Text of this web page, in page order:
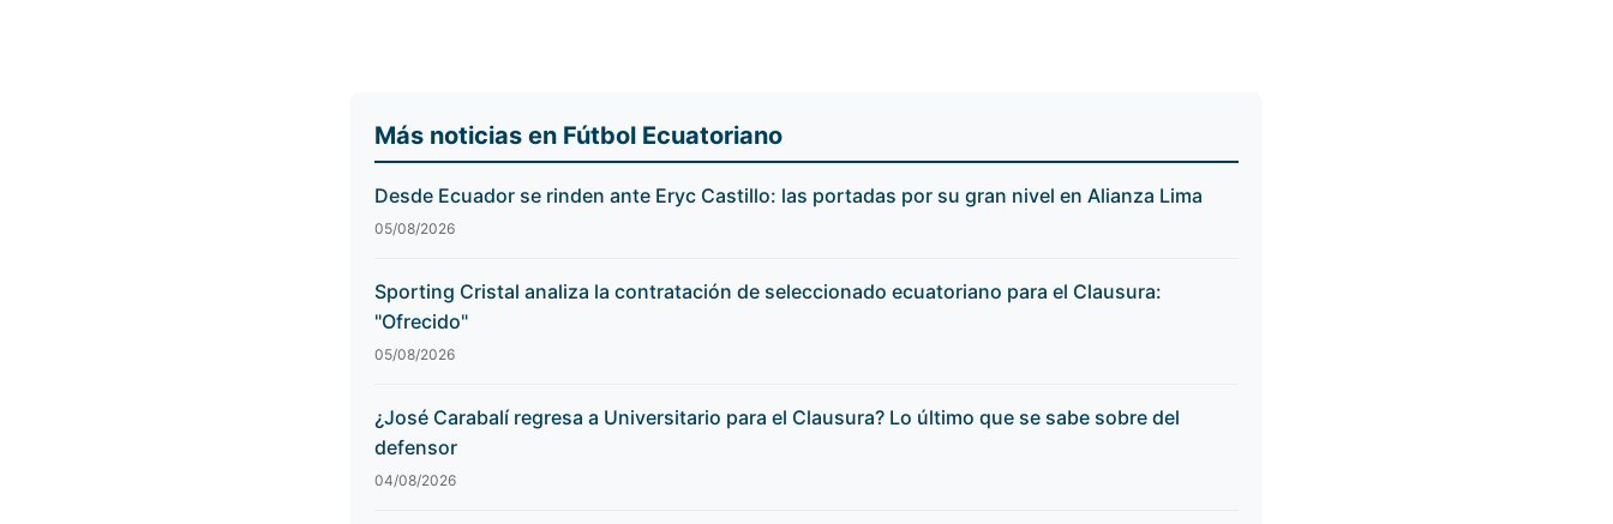
Más noticias en Fútbol Ecuatoriano
Desde Ecuador se rinden ante Eryc Castillo: las portadas por su gran nivel en Alianza Lima
05/08/2026
Sporting Cristal analiza la contratación de seleccionado ecuatoriano para el Clausura:
"Ofrecido"
05/08/2026
¿José Carabalí regresa a Universitario para el Clausura? Lo último que se sabe sobre del
defensor
04/08/2026